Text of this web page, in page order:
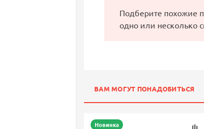
Подберите похожие
одно или несколько
ВАМ МОГУТ ПОНАДОБИТЬСЯ
Новинка